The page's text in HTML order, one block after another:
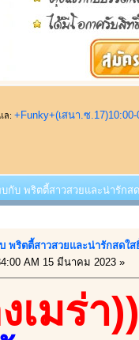
ล: +Funky+(เสนา.ซ
กับ พริตตี้สาวสวยและน่ารักส
พริตตี้สาวสวยและน่ารักสดใ
AM 15 มีนาคม 2023 »
เมร่า))